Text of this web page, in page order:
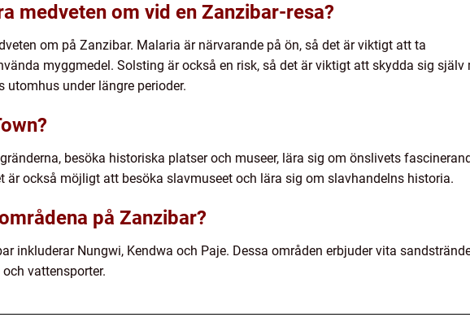
medveten om vid en Zanzibar-resa?
om på Zanzibar. Malaria är närvarande på ön, så det är viktigt att ta
myggmedel. Solsting är också en risk, så det är viktigt att skydda sig själv
under längre perioder.
besöka historiska platser och museer, lära sig om önslivets
är också möjligt att besöka slavmuseet och lära sig om slavhandelns historia.
på Zanzibar?
inkluderar Nungwi, Kendwa och Paje. Dessa områden erbjuder vita
vattensporter.